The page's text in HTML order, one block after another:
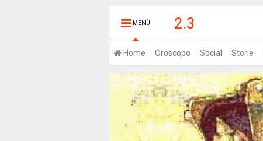
MENÙ 2.3
Home Oroscopo Social Storie